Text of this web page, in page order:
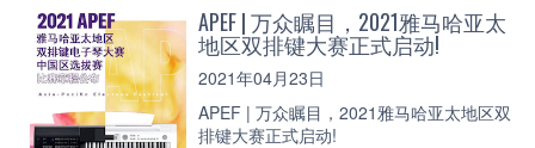
APEF | 万众瞩目，2021雅马哈亚太
地区双排键大赛正式启动!
2021年04月23日
APEF | 万众瞩目，2021雅马哈亚太地区双
排键大赛正式启动!